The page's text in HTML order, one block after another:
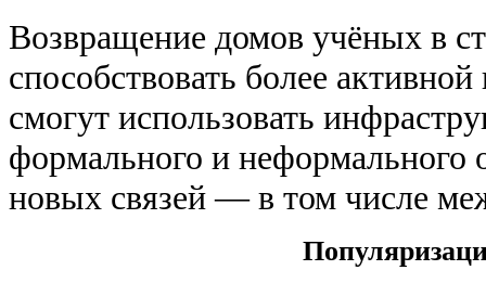
Возвращение домов учёных в
способствовать более
смогут использовать
формального и неформального
новых связей — в том числе